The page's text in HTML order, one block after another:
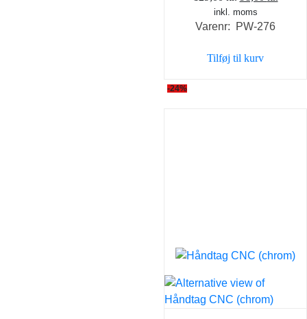
oprindelige
pris
129,00 kr..
inkl. moms
Varenr: PW-276
Tilføj til kurv
-24%